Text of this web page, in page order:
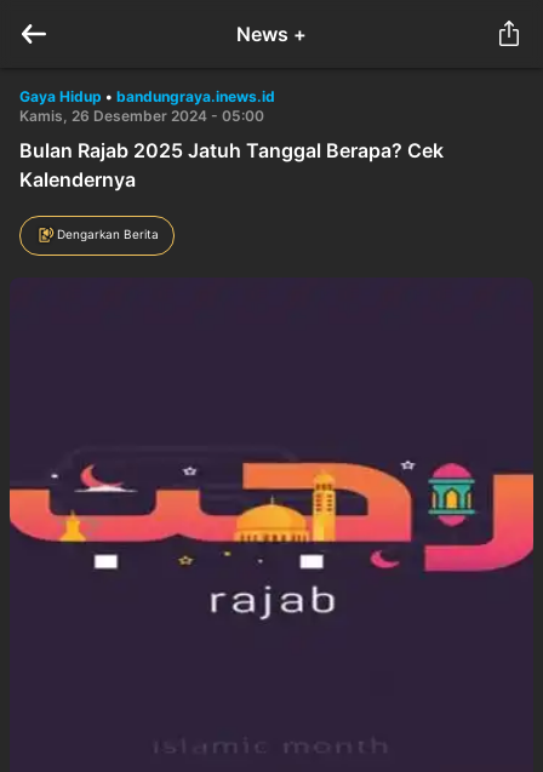
News +
Gaya Hidup • bandungraya.inews.id
Kamis, 26 Desember 2024 - 05:00
Bulan Rajab 2025 Jatuh Tanggal Berapa? Cek
Kalendernya
Dengarkan Berita